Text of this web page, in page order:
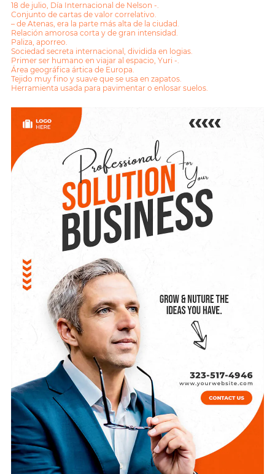
18 de julio, Día Internacional de Nelson -.
Conjunto de cartas de valor correlativo.
– de Atenas, era la parte más alta de la ciudad.
Relación amorosa corta y de gran intensidad.
Paliza, aporreo.
Sociedad secreta internacional, dividida en logias.
Primer ser humano en viajar al espacio, Yuri -.
Área geográfica ártica de Europa.
Tejido muy fino y suave que se usa en zapatos.
Herramienta usada para pavimentar o enlosar suelos.